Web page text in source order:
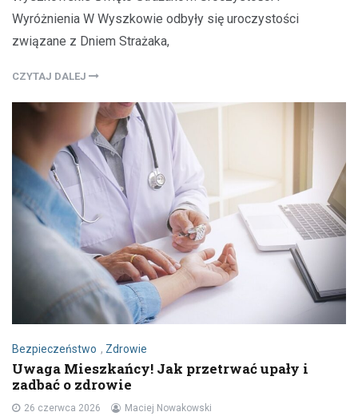
Wyróżnienia W Wyszkowie odbyły się uroczystości
związane z Dniem Strażaka,
CZYTAJ DALEJ
Bezpieczeństwo , Zdrowie
Uwaga Mieszkańcy! Jak przetrwać upały i
zadbać o zdrowie
26 czerwca 2026 Maciej Nowakowski